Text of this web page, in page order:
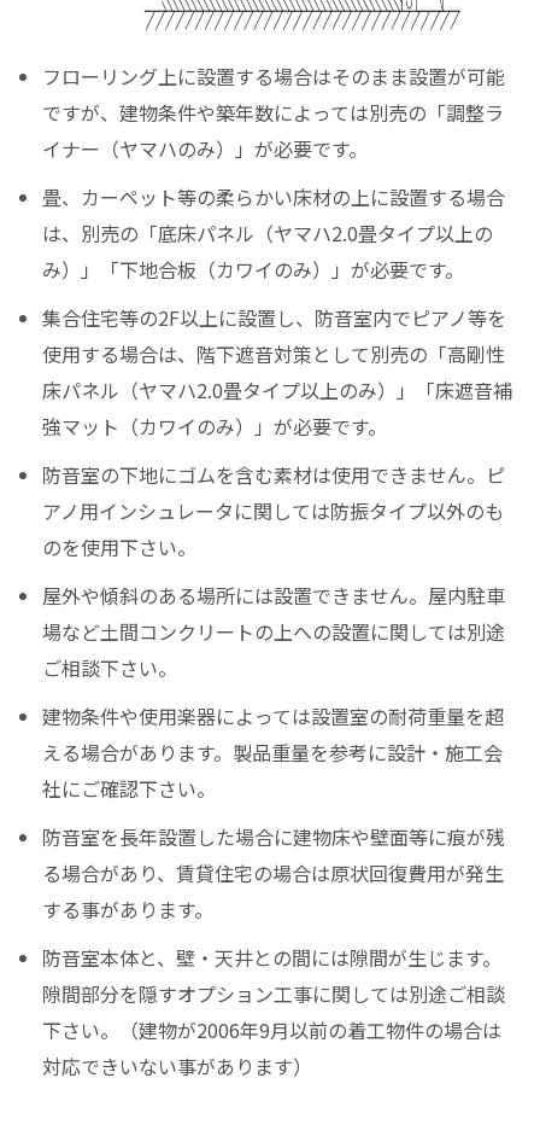
フローリング上に設置する場合はそのまま設置が可能
ですが、建物条件や築年数によっては別売の「調整ラ
イナー（ヤマハのみ）」が必要です。
畳、カーペット等の柔らかい床材の上に設置する場合
は、別売の「底床パネル（ヤマハ2.0畳タイプ以上の
み）」「下地合板（カワイのみ）」が必要です。
集合住宅等の2F以上に設置し、防音室内でピアノ等を
使用する場合は、階下遮音対策として別売の「高剛性
床パネル（ヤマハ2.0畳タイプ以上のみ）」「床遮音補
強マット（カワイのみ）」が必要です。
防音室の下地にゴムを含む素材は使用できません。ピ
アノ用インシュレータに関しては防振タイプ以外のも
のを使用下さい。
屋外や傾斜のある場所には設置できません。屋内駐車
場など土間コンクリートの上への設置に関しては別途
ご相談下さい。
建物条件や使用楽器によっては設置室の耐荷重量を超
える場合があります。製品重量を参考に設計・施工会
社にご確認下さい。
防音室を長年設置した場合に建物床や壁面等に痕が残
る場合があり、賃貸住宅の場合は原状回復費用が発生
する事があります。
防音室本体と、壁・天井との間には隙間が生じます。
隙間部分を隠すオプション工事に関しては別途ご相談
下さい。（建物が2006年9月以前の着工物件の場合は
対応できいない事があります）